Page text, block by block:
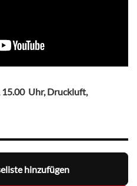
15.00 Uhr, Druckluft,
hinzufügen